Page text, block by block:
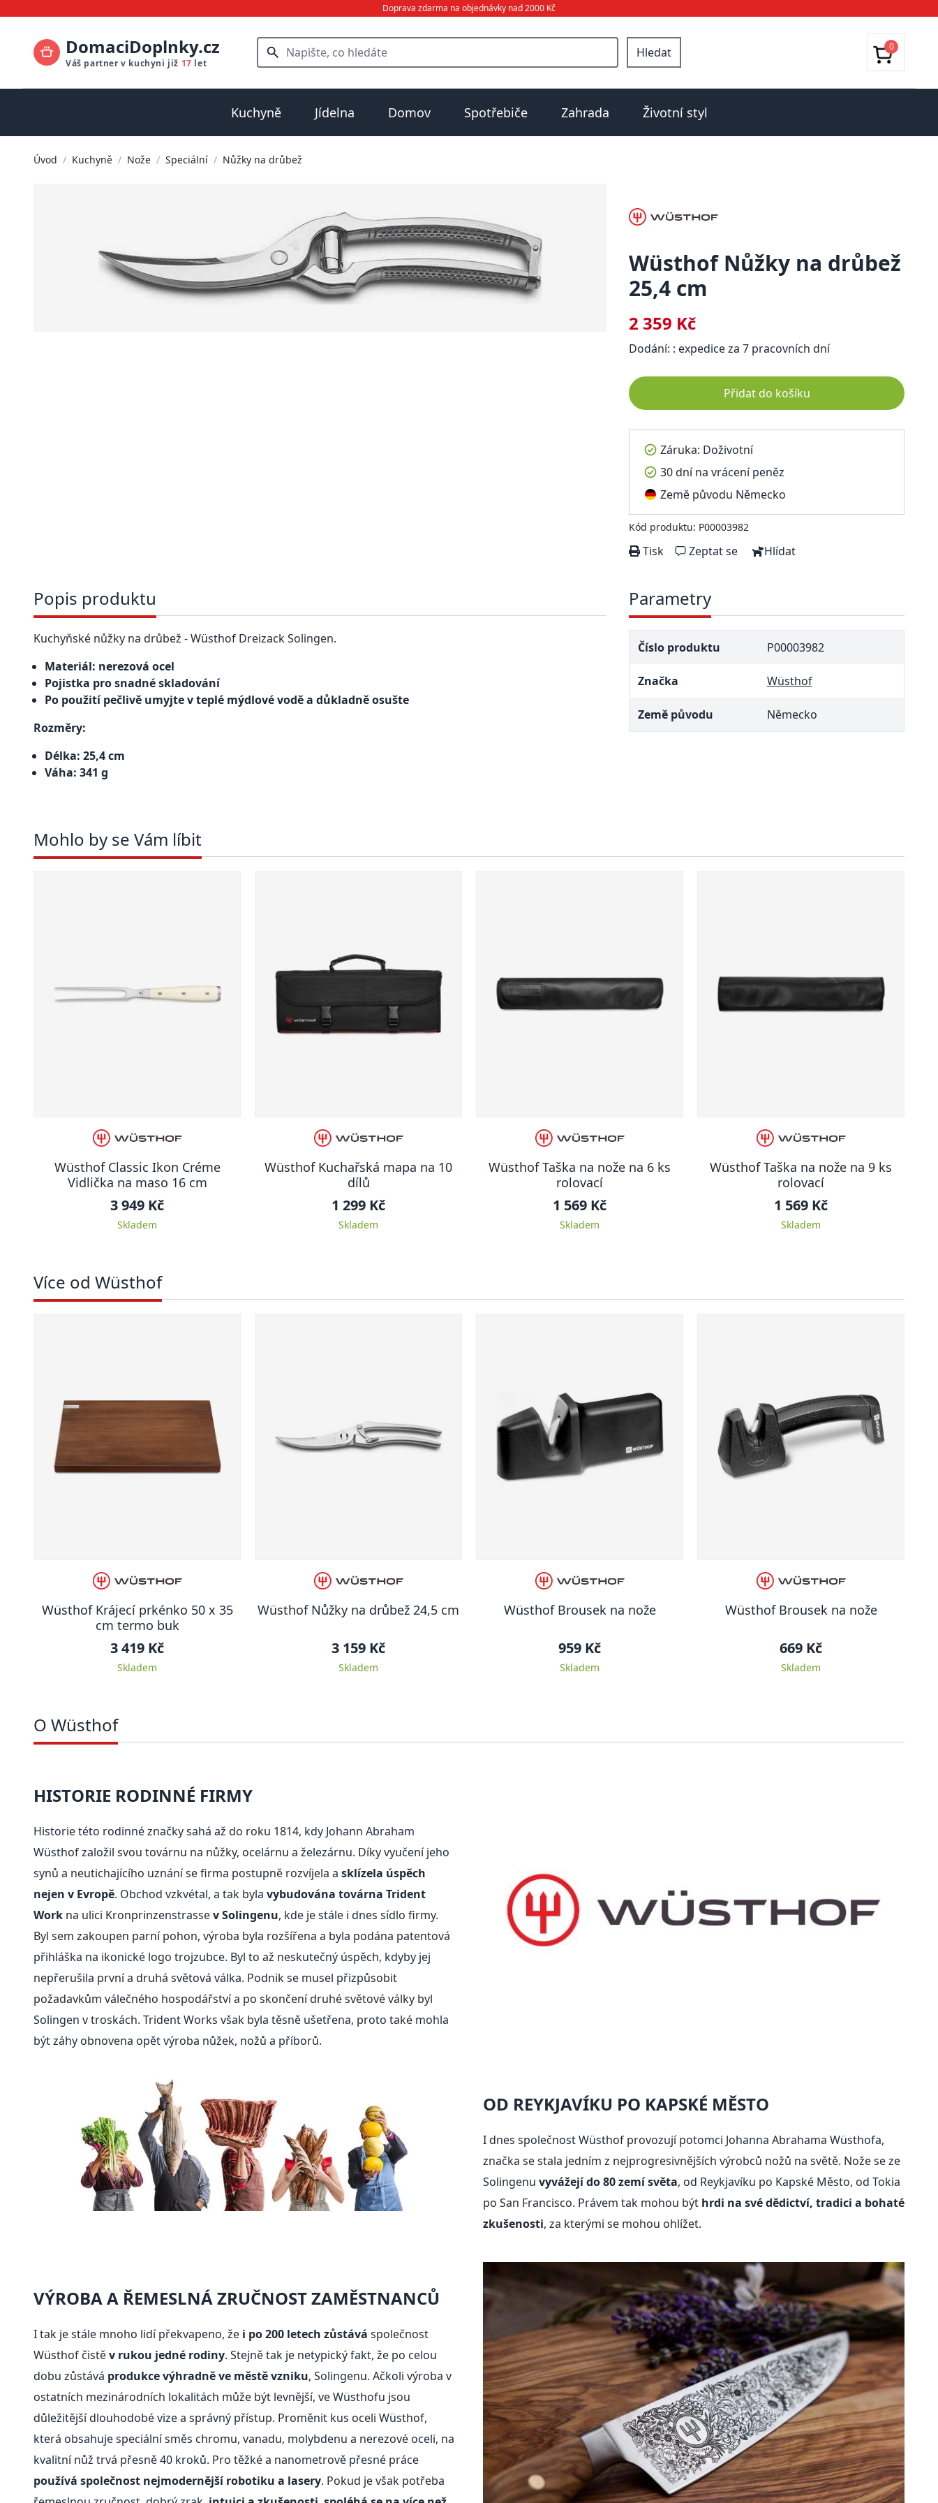
Doprava zdarma na objednávky nad 2000 Kč
DomaciDoplnky.cz
Váš partner v kuchyni již 17 let
Hledat 0
Kuchyně Jídelna Domov Spotřebiče Zahrada Životní styl
Úvod / Kuchyně / Nože / Speciální / Nůžky na drůbež
Wüsthof Nůžky na drůbež
25,4 cm
2 359 Kč
Dodání: : expedice za 7 pracovních dní
Přidat do košíku
Záruka: Doživotní
30 dní na vrácení peněz
Země původu Německo
Kód produktu: P00003982
Tisk Zeptat se Hlídat
Popis produktu
Kuchyňské nůžky na drůbež - Wüsthof Dreizack Solingen.
Materiál: nerezová ocel
Pojistka pro snadné skladování
Po použití pečlivě umyjte v teplé mýdlové vodě a důkladně osušte
Rozměry:
Délka: 25,4 cm
Váha: 341 g
Parametry
Číslo produktu P00003982
Značka Wüsthof
Země původu Německo
Mohlo by se Vám líbit
Wüsthof Classic Ikon Créme
Vidlička na maso 16 cm
3 949 Kč
Skladem
Wüsthof Kuchařská mapa na 10
dílů
1 299 Kč
Skladem
Wüsthof Taška na nože na 6 ks
rolovací
1 569 Kč
Skladem
Wüsthof Taška na nože na 9 ks
rolovací
1 569 Kč
Skladem
Více od Wüsthof
Wüsthof Krájecí prkénko 50 x 35
cm termo buk
3 419 Kč
Skladem
Wüsthof Nůžky na drůbež 24,5 cm
3 159 Kč
Skladem
Wüsthof Brousek na nože
959 Kč
Skladem
Wüsthof Brousek na nože
669 Kč
Skladem
O Wüsthof
HISTORIE RODINNÉ FIRMY
Historie této rodinné značky sahá až do roku 1814, kdy Johann Abraham
Wüsthof založil svou továrnu na nůžky, ocelárnu a železárnu. Díky vyučení jeho
synů a neutichajícího uznání se firma postupně rozvíjela a sklízela úspěch
nejen v Evropě. Obchod vzkvétal, a tak byla vybudována továrna Trident
Work na ulici Kronprinzenstrassev Solingenu, kde je stále i dnes sídlo firmy.
Byl sem zakoupen parní pohon, výroba byla rozšířena a byla podána patentová
přihláška na ikonické logo trojzubce. Byl to až neskutečný úspěch, kdyby jej
nepřerušila první a druhá světová válka. Podnik se musel přizpůsobit
požadavkům válečného hospodářství a po skončení druhé světové války byl
Solingen v troskách. Trident Works však byla těsně ušetřena, proto také mohla
být záhy obnovena opět výroba nůžek, nožů a příborů.
OD REYKJAVÍKU PO KAPSKÉ MĚSTO
I dnes společnost Wüsthof provozují potomci Johanna Abrahama Wüsthofa,
značka se stala jedním z nejprogresivnějších výrobců nožů na světě. Nože se ze
Solingenu vyvážejí do 80 zemí světa, od Reykjavíku po Kapské Město, od Tokia
po San Francisco. Právem tak mohou být hrdi na své dědictví, tradici a bohaté
zkušenosti, za kterými se mohou ohlížet.
VÝROBA A ŘEMESLNÁ ZRUČNOST ZAMĚSTNANCŮ
I tak je stále mnoho lidí překvapeno, že i po 200 letech zůstává společnost
Wüsthof čistěv rukou jedné rodiny. Stejně tak je netypický fakt, že po celou
dobu zůstává produkce výhradně ve městě vzniku, Solingenu. Ačkoli výroba v
ostatních mezinárodních lokalitách může být levnější, ve Wüsthofu jsou
důležitější dlouhodobé vize a správný přístup. Proměnit kus oceli Wüsthof,
která obsahuje speciální směs chromu, vanadu, molybdenu a nerezové oceli, na
kvalitní nůž trvá přesně 40 kroků. Pro těžké a nanometrově přesné práce
používá společnost nejmodernější robotiku a lasery. Pokud je však potřeba